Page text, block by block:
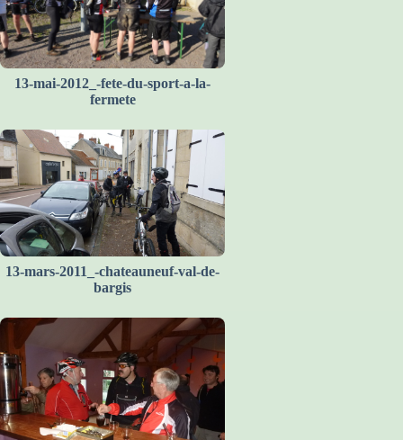
13-mai-2012_-fete-du-sport-a-la-
fermete
13-mars-2011_-chateauneuf-val-de-
bargis